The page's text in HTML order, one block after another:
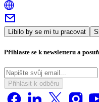
Líbilo by se mi tu pracovat
Přihlaste se k newsletteru a
Přihlásit k odběru